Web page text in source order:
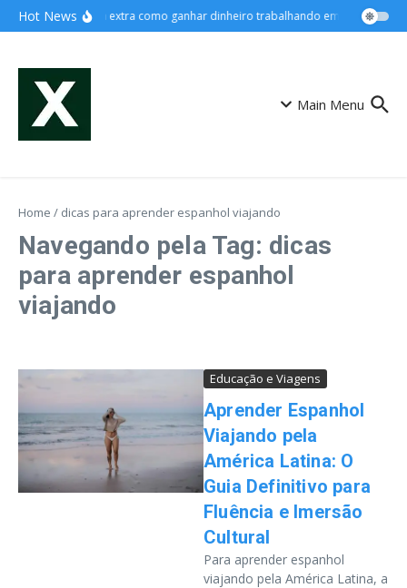
Ir para o conteúdo
Hot NewsRenda extra como ganhar dinheiro trabalhando em casa
Main Menu
Home / dicas para aprender espanhol viajando
Navegando pela Tag: dicas
para aprender espanhol
viajando
Educação e Viagens
Aprender Espanhol
Viajando pela
América Latina: O
Guia Definitivo para
Fluência e Imersão
Cultural
Para aprender espanhol
viajando pela América Latina, a